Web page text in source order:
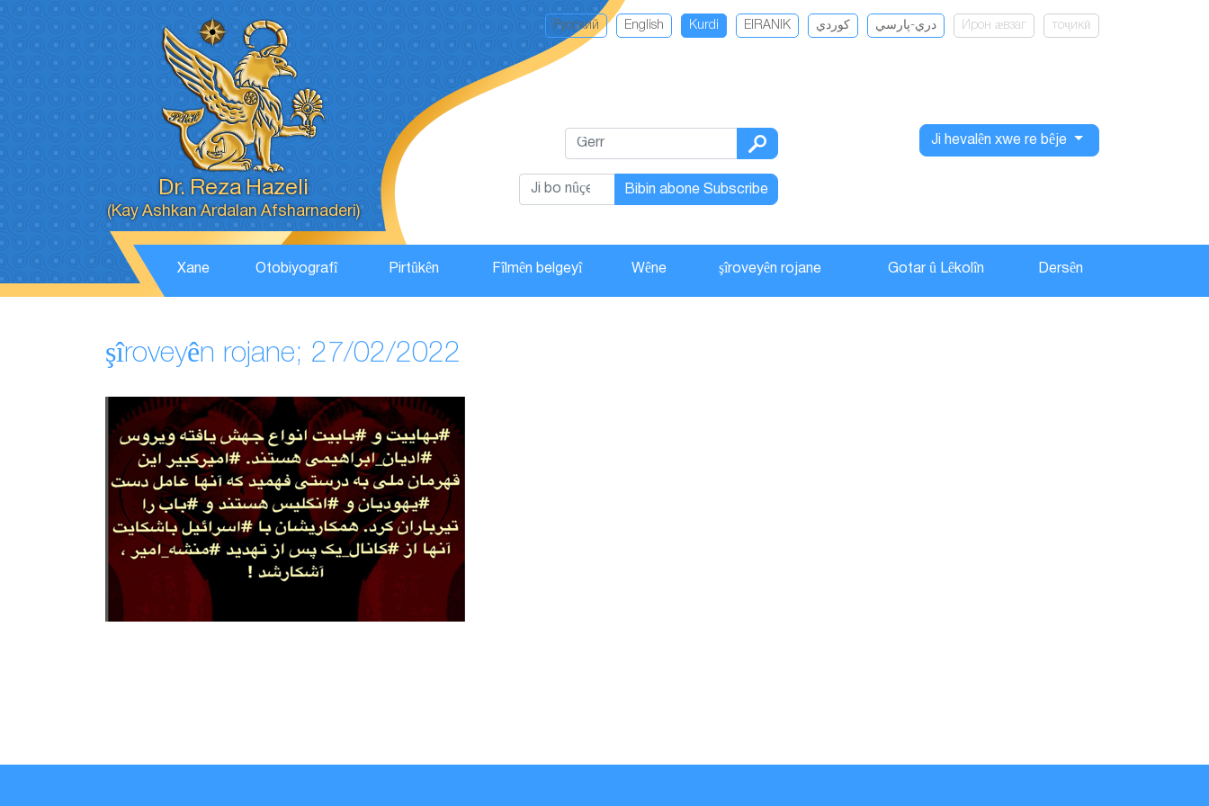
Dr. Reza Hazeli
(Kay Ashkan Ardalan Afsharnaderi)
Русский English Kurdi EIRANIK كوردي دري-پارسي Ирон ӕвзаг тоҷикӣ
Bibin abone Subscribe
Ji hevalên xwe re bêje
Xane Otobiyografî Pirtûkên Fîlmên belgeyî Wêne şîroveyên rojane Gotar û Lêkolîn Dersên
şîroveyên rojane; 27/02/2022